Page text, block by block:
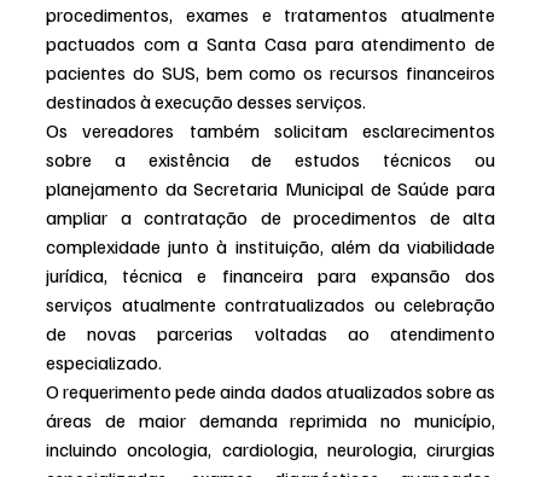
procedimentos, exames e tratamentos atualmente
pactuados com a Santa Casa para atendimento de
pacientes do SUS, bem como os recursos financeiros
destinados à execução desses serviços.
Os vereadores também solicitam esclarecimentos
sobre a existência de estudos técnicos ou
planejamento da Secretaria Municipal de Saúde para
ampliar a contratação de procedimentos de alta
complexidade junto à instituição, além da viabilidade
jurídica, técnica e financeira para expansão dos
serviços atualmente contratualizados ou celebração
de novas parcerias voltadas ao atendimento
especializado.
O requerimento pede ainda dados atualizados sobre as
áreas de maior demanda reprimida no município,
incluindo oncologia, cardiologia, neurologia, cirurgias